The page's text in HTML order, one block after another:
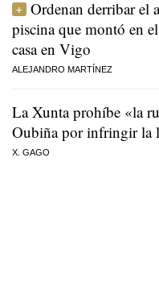
Ordenan derribar el
piscina que montó en
casa en Vigo
ALEJANDRO MARTÍNEZ
La Xunta prohíbe «la
Oubiña por infringir la
X. GAGO